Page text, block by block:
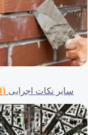
سایر نکات اجرایی (180)